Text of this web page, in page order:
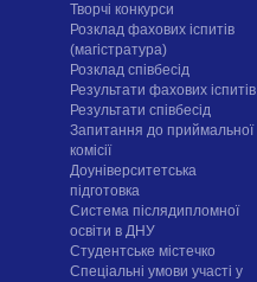
Творчі конкурси
Розклад фахових іспитів
(магістратура)
Розклад співбесід
Результати фахових іспитів
Результати співбесід
Запитання до приймальної
комісії
Доуніверситетська
підготовка
Система післядипломної
освіти в ДНУ
Cтудентське містечко
Спеціальні умови участі у